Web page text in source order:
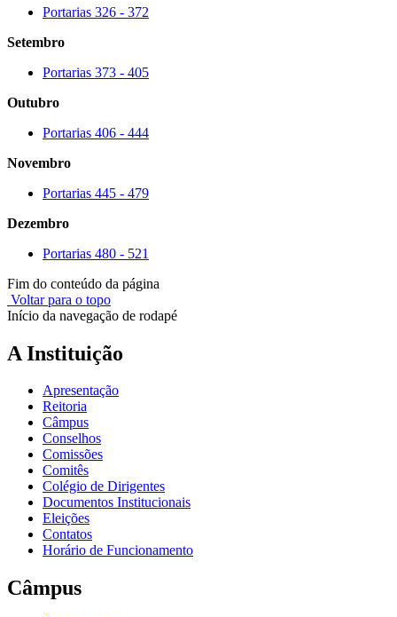
Portarias 326 - 372
Setembro
Portarias 373 - 405
Outubro
Portarias 406 - 444
Novembro
Portarias 445 - 479
Dezembro
Portarias 480 - 521
Fim do conteúdo da página
Voltar para o topo
Início da navegação de rodapé
A Instituição
Apresentação
Reitoria
Câmpus
Conselhos
Comissões
Comitês
Colégio de Dirigentes
Documentos Institucionais
Eleições
Contatos
Horário de Funcionamento
Câmpus